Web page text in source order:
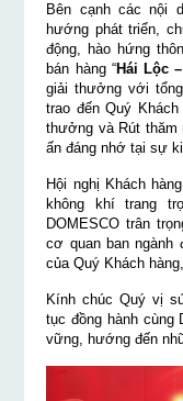
Bên cạnh các nội
hướng phát triển,
động, hào hứng
bán hàng “Hái Lộc
giải thưởng với
trao đến Quý
thưởng và Rút thăm
ấn đáng nhớ tại sự
Hội nghị Khách
không khí trang
DOMESCO trân
cơ quan ban ngành
của Quý Khách
Kính chúc Quý vị
tục đồng hành cùng
vững, hướng đến